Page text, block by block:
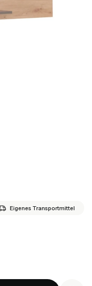
Eigenes Transportmittel